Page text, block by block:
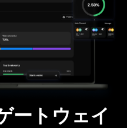
ートウェイ